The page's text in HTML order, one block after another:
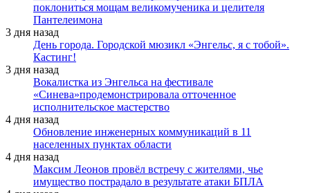
поклониться мощам великомученика и целителя
Пантелеимона
3 дня назад
День города. Городской мюзикл «Энгельс, я с тобой».
Кастинг!
3 дня назад
Вокалистка из Энгельса на фестивале
«Синева»продемонстрировала отточенное
исполнительское мастерство
4 дня назад
Обновление инженерных коммуникаций в 11
населенных пунктах области
4 дня назад
Максим Леонов провёл встречу с жителями, чье
имущество пострадало в результате атаки БПЛА